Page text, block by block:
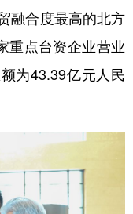
江融合度最高的北方
重点台资企业营业
为43.39亿元人民